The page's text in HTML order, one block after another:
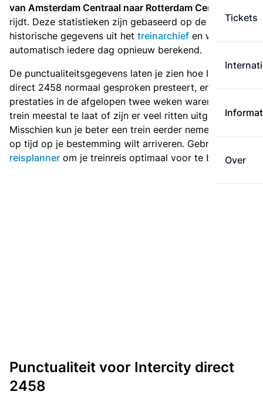
Tickets
Over
van Amsterdam Centraal naar Rotterdam Centraal
rijdt. Deze statistieken zijn gebaseerd op de
historische gegevens uit het treinarchief en worden
automatisch iedere dag opnieuw berekend.
De punctualiteitsgegevens laten je zien hoe Intercity
direct 2458 normaal gesproken presteert, en hoe de
prestaties in de afgelopen twee weken waren. Is deze
trein meestal te laat of zijn er veel ritten uitgevallen?
Misschien kun je beter een trein eerder nemen als je
op tijd op je bestemming wilt arriveren. Gebruik de
reisplanner om je treinreis optimaal voor te bereiden.
Punctualiteit voor Intercity direct
2458